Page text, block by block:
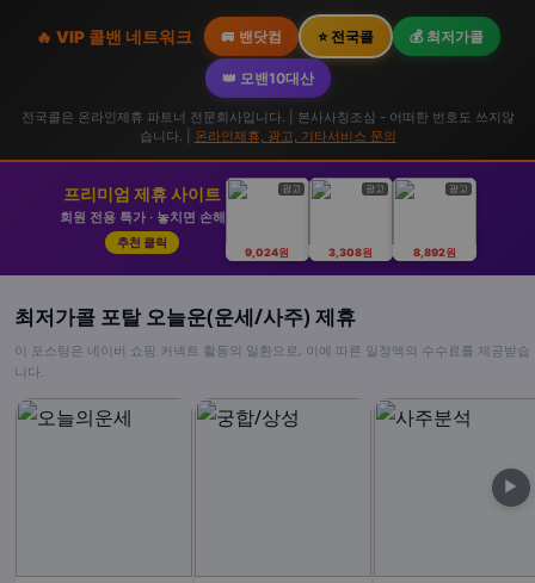
🔥 VIP 콜밴 네트워크 🚐 밴닷컴 ⭐ 전국콜 💰 최저가콜
👑 모밴10대산
전국콜은 온라인제휴 파트너 전문회사입니다. | 본사사칭조심 - 어떠한 번호도 쓰지않
습니다. |
온라인제휴, 광고, 기타서비스 문의
프리미엄 제휴 사이트
회원 전용 특가 · 놓치면 손해
추천 클릭
광고
9,024원
광고
3,308원
광고
8,892원
최저가콜 포탈 오늘운(운세/사주) 제휴
이 포스팅은 네이버 쇼핑 커넥트 활동의 일환으로, 이에 따른 일정액의 수수료를 제공받습
니다.
▶